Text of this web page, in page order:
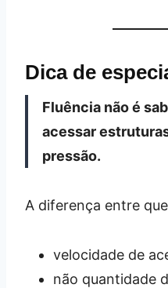
Dica de
Fluência não é
acessar
pressão.
A diferença entre
velocidade de
não quantidade